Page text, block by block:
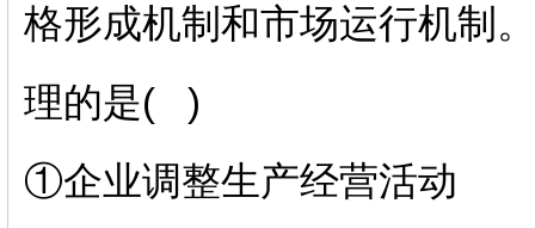
格形成机制和市场运行机制
理的是()
①企业调整生产经营活动